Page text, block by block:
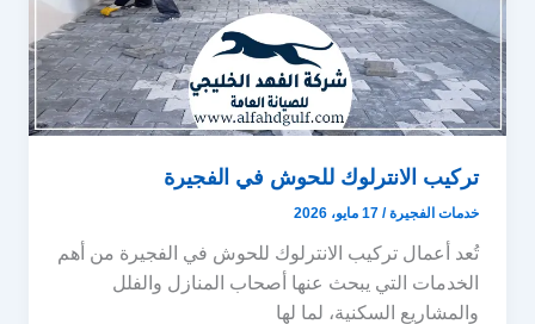
تركيب الانترلوك للحوش في الفجيرة
خدمات الفجيرة/17 مايو، 2026
تُعد أعمال تركيب الانترلوك للحوش في الفجيرة من أهم
الخدمات التي يبحث عنها أصحاب المنازل والفلل
والمشاريع السكنية، لما لها